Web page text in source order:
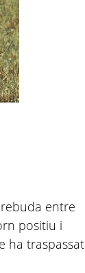
entre
positiu i
ha traspassat